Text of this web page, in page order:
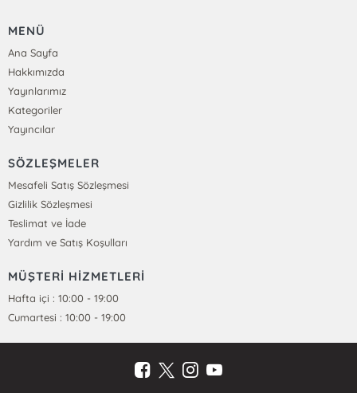
MENÜ
Ana Sayfa
Hakkımızda
Yayınlarımız
Kategoriler
Yayıncılar
SÖZLEŞMELER
Mesafeli Satış Sözleşmesi
Gizlilik Sözleşmesi
Teslimat ve İade
Yardım ve Satış Koşulları
MÜŞTERİ HİZMETLERİ
Hafta içi : 10:00 - 19:00
Cumartesi : 10:00 - 19:00